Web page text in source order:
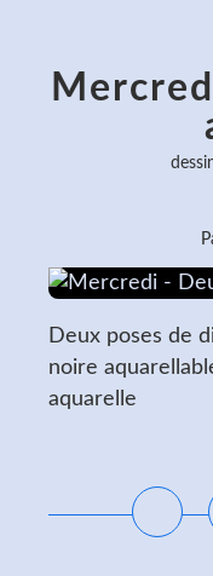
Deux poses de
noire
aquarelle